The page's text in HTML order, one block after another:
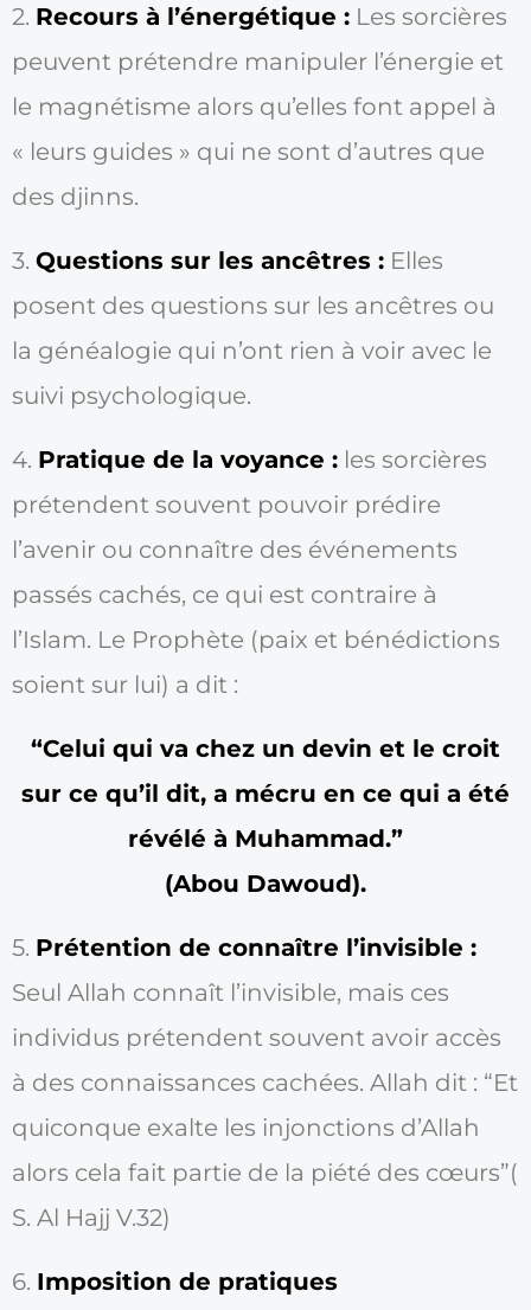
2. Recours à l’énergétique : Les sorcières
peuvent prétendre manipuler l’énergie et
le magnétisme alors qu’elles font appel à
« leurs guides » qui ne sont d’autres que
des djinns.
3. Questions sur les ancêtres : Elles
posent des questions sur les ancêtres ou
la généalogie qui n’ont rien à voir avec le
suivi psychologique.
4. Pratique de la voyance : les sorcières
prétendent souvent pouvoir prédire
l’avenir ou connaître des événements
passés cachés, ce qui est contraire à
l’Islam. Le Prophète (paix et bénédictions
soient sur lui) a dit :
“Celui qui va chez un devin et le croit
sur ce qu’il dit, a mécru en ce qui a été
révélé à Muhammad.”
(Abou Dawoud).
5. Prétention de connaître l’invisible :
Seul Allah connaît l’invisible, mais ces
individus prétendent souvent avoir accès
à des connaissances cachées. Allah dit : “Et
quiconque exalte les injonctions d’Allah
alors cela fait partie de la piété des cœurs”(
S. Al Hajj V.32)
6. Imposition de pratiques